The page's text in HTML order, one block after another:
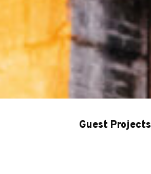
Guest Projects